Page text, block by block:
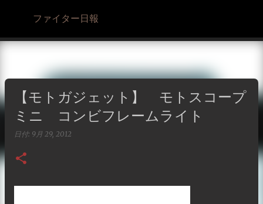
スキップしてメイン コンテンツに移動
ファイター日報
【モトガジェット】 モトスコープ
ミニ コンビフレームライト
日付: 9月 29, 2012